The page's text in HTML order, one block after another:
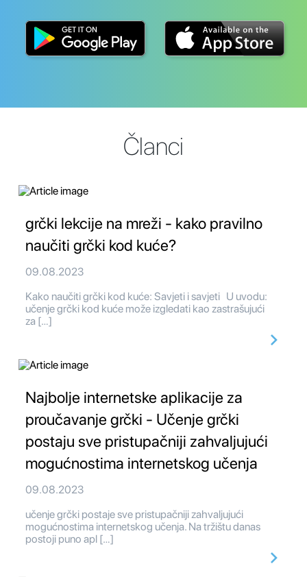
Članci
grčki lekcije na mreži - kako pravilno
naučiti grčki kod kuće?
09.08.2023
Kako naučiti grčki kod kuće: Savjeti i savjeti U uvodu:
učenje grčki kod kuće može izgledati kao zastrašujući
za […]
Najbolje internetske aplikacije za
proučavanje grčki - Učenje grčki
postaju sve pristupačniji zahvaljujući
mogućnostima internetskog učenja
09.08.2023
učenje grčki postaje sve pristupačniji zahvaljujući
mogućnostima internetskog učenja. Na tržištu danas
postoji puno apl […]